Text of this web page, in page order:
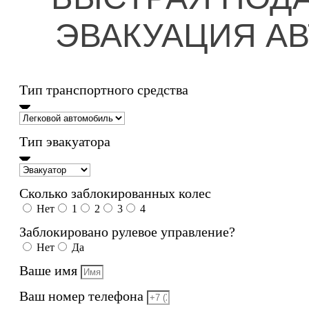
ЭВАКУАЦИЯ
Тип транспортного средства
Тип эвакуатора
Сколько заблокированных колес
Нет 1 2 3 4
Заблокировано рулевое управление?
Нет Да
Ваше имя
Ваш номер телефона